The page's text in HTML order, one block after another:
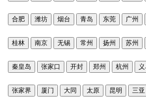
合肥 潍坊 烟台 青岛 东莞 广州
桂林 南京 无锡 常州 扬州 苏州
秦皇岛 张家口 开封 郑州 杭州
张家界 厦门 大同 太原 昆明 三亚